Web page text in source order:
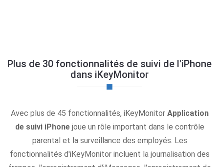
Plus de 30 fonctionnalités de suivi de l'iPhone
dans iKeyMonitor
Avec plus de 45 fonctionnalités, iKeyMonitor Application
de suivi iPhonejoue un rôle important dans le contrôle
parental et la surveillance des employés. Les
fonctionnalités d'iKeyMonitor incluent la journalisation des